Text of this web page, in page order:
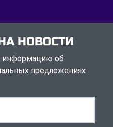
НОВОСТИ
информацию об
предложениях